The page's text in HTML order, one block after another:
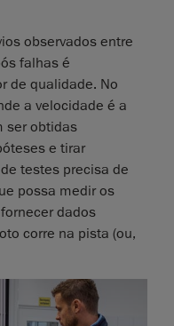
observados entre
falhas é
de qualidade. No
a velocidade é a
ser obtidas
e tirar
testes precisa de
possa medir os
dados
corre na pista (ou,